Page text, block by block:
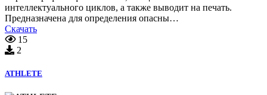
интеллектуального циклов, а также выводит на печать.
Предназначена для определения опасны…
Скачать
15
2
ATHLETE